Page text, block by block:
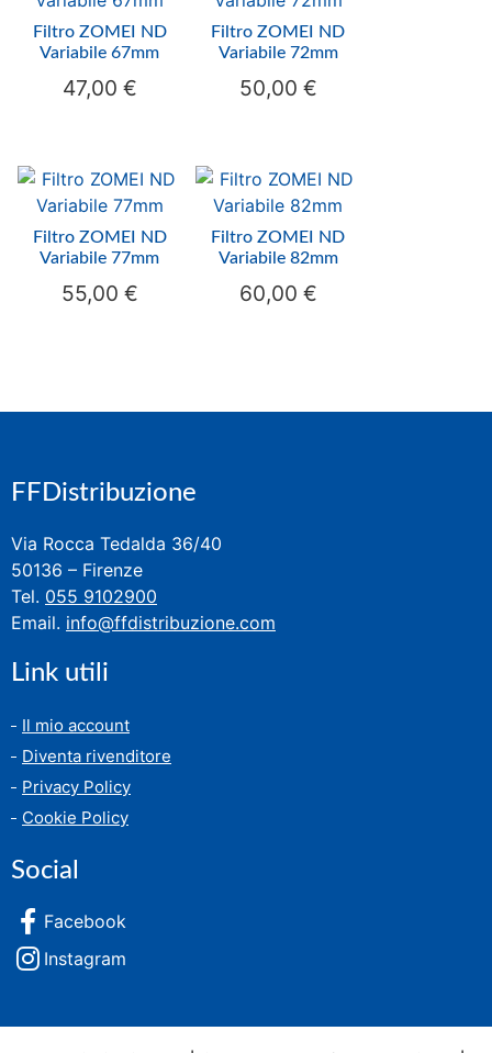
Filtro ZOMEI ND
Variabile 67mm
47,00 €
Filtro ZOMEI ND
Variabile 72mm
50,00 €
Filtro ZOMEI ND
Variabile 77mm
55,00 €
Filtro ZOMEI ND
Variabile 82mm
60,00 €
FFDistribuzione
Via Rocca Tedalda 36/40
50136 – Firenze
Tel. 055 9102900
Email. info@ffdistribuzione.com
Link utili
Il mio account
Diventa rivenditore
Privacy Policy
Cookie Policy
Social
Facebook
Instagram